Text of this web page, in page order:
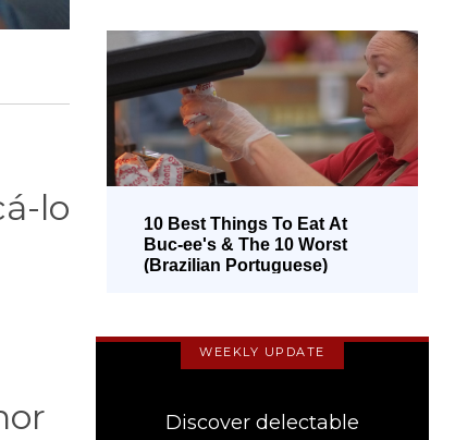
lo
10 Best Things To Eat At
Buc-ee's & The 10 Worst
(Brazilian Portuguese)
WEEKLY UPDATE
Discover delectable